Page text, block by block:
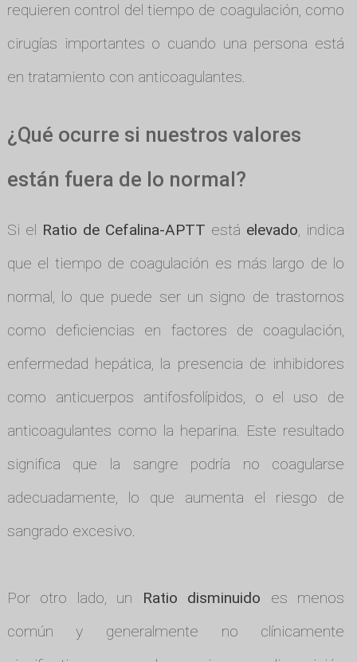
requieren control del tiempo de coagulación, como
cirugías importantes o cuando una persona está
en tratamiento con anticoagulantes.
¿Qué ocurre si nuestros valores
están fuera de lo normal?
Si el Ratio de Cefalina-APTT está elevado, indica
que el tiempo de coagulación es más largo de lo
normal, lo que puede ser un signo de trastornos
como deficiencias en factores de coagulación,
enfermedad hepática, la presencia de inhibidores
como anticuerpos antifosfolípidos, o el uso de
anticoagulantes como la heparina. Este resultado
significa que la sangre podría no coagularse
adecuadamente, lo que aumenta el riesgo de
sangrado excesivo.
Por otro lado, un Ratio disminuido es menos
común y generalmente no clínicamente